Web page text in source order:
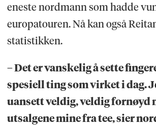
eneste nordmann som hadde
europatouren. Nå kan også
statistikken.
– Det er vanskelig å sette
spesiell ting som virket i dag.
uansett veldig, veldig fornøyd
utsalgene mine fra tee, sier